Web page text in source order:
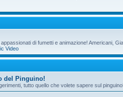
di fumetti e animazione! Americani,
Video
del Pinguino!
tutto quello che volete sapere sul